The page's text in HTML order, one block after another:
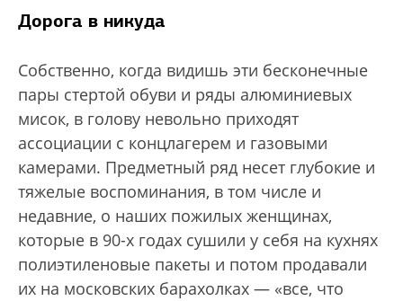
Дорога в никуда
Собственно, когда видишь эти бесконечные
пары стертой обуви и ряды алюминиевых
мисок, в голову невольно приходят
ассоциации с концлагерем и газовыми
камерами. Предметный ряд несет глубокие и
тяжелые воспоминания, в том числе и
недавние, о наших пожилых женщинах,
которые в 90-х годах сушили у себя на кухнях
полиэтиленовые пакеты и потом продавали
их на московских барахолках — «все, что